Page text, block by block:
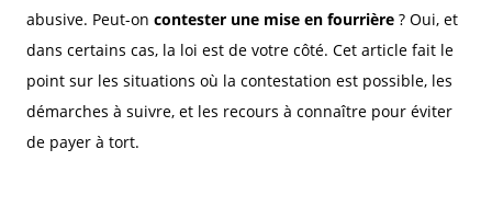
abusive. Peut-on contester une mise en fourrière ? Oui, et
dans certains cas, la loi est de votre côté. Cet article fait le
point sur les situations où la contestation est possible, les
démarches à suivre, et les recours à connaître pour éviter
de payer à tort.